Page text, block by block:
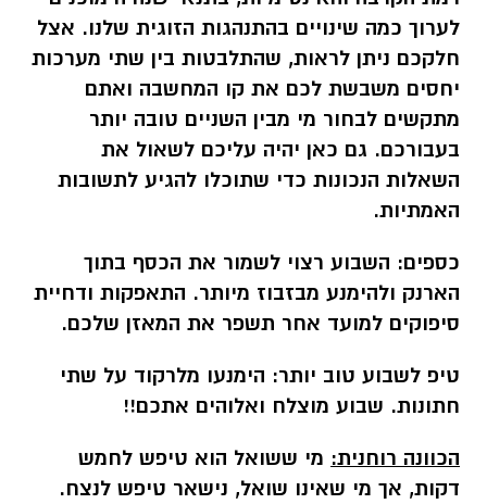
לערוך כמה שינויים בהתנהגות הזוגית שלנו. אצל
חלקכם ניתן לראות, שהתלבטות בין שתי מערכות
יחסים משבשת לכם את קו המחשבה ואתם
מתקשים לבחור מי מבין השניים טובה יותר
בעבורכם. גם כאן יהיה עליכם לשאול את
השאלות הנכונות כדי שתוכלו להגיע לתשובות
האמתיות.
כספים: השבוע רצוי לשמור את הכסף בתוך
הארנק ולהימנע מבזבוז מיותר. התאפקות ודחיית
סיפוקים למועד אחר תשפר את המאזן שלכם.
טיפ לשבוע טוב יותר: הימנעו מלרקוד על שתי
חתונות. שבוע מוצלח ואלוהים אתכם!!
הכוונה רוחנית: מי ששואל הוא טיפש לחמש
דקות, אך מי שאינו שואל, נישאר טיפש לנצח.